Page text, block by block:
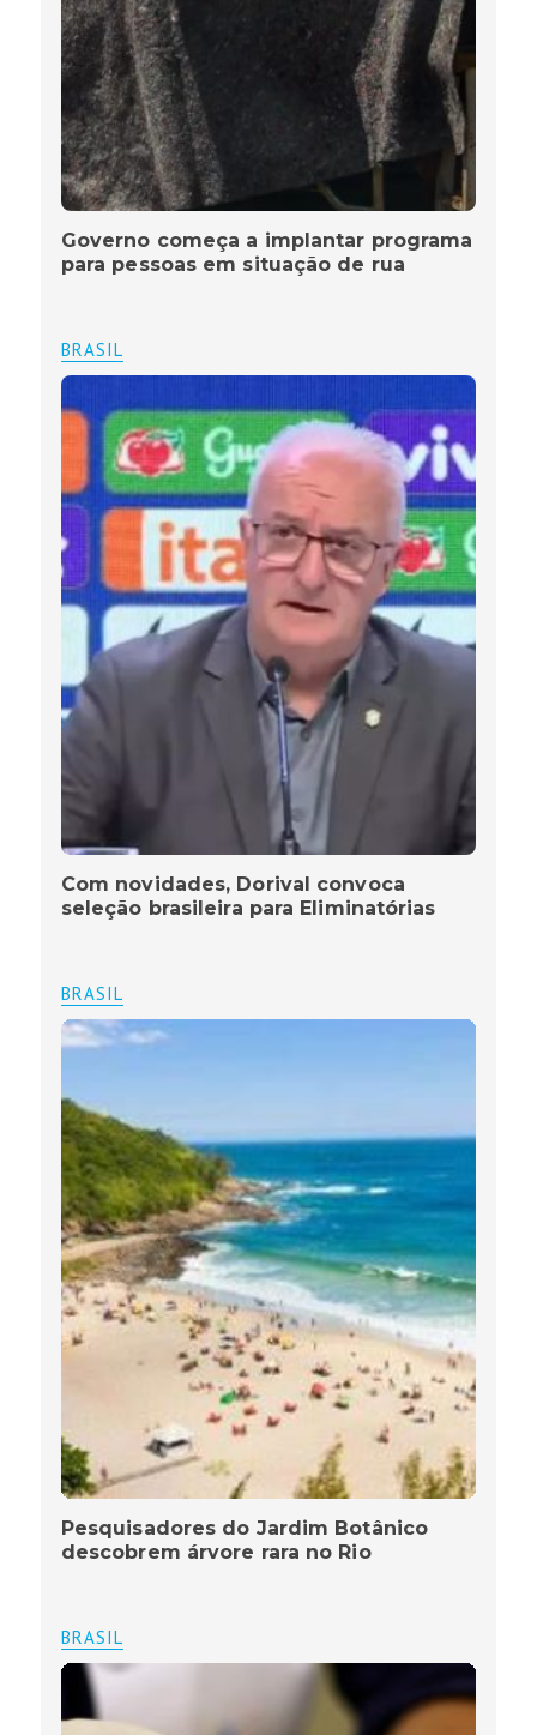
Governo começa a implantar programa
para pessoas em situação de rua
BRASIL
Com novidades, Dorival convoca
seleção brasileira para Eliminatórias
BRASIL
Pesquisadores do Jardim Botânico
descobrem árvore rara no Rio
BRASIL